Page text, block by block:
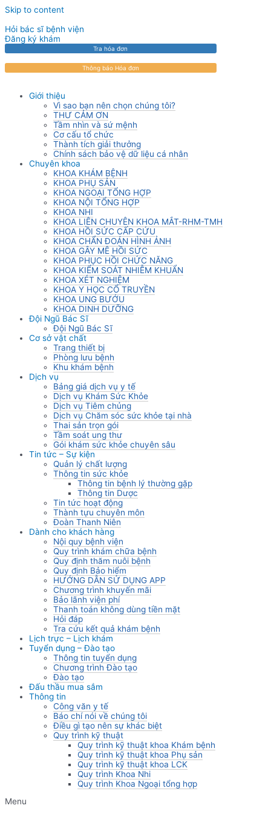
Skip to content
Hỏi bác sĩ bệnh viện
Đăng ký khám
Tra hóa đơn
Thông báo Hóa đơn
Giới thiệu
Vì sao bạn nên chọn chúng tôi?
THƯ CẢM ƠN
Tầm nhìn và sứ mệnh
Cơ cấu tổ chức
Thành tích giải thưởng
Chính sách bảo vệ dữ liệu cá nhân
Chuyên khoa
KHOA KHÁM BỆNH
KHOA PHỤ SẢN
KHOA NGOẠI TỔNG HỢP
KHOA NỘI TỔNG HỢP
KHOA NHI
KHOA LIÊN CHUYÊN KHOA MẮT-RHM-TMH
KHOA HỒI SỨC CẤP CỨU
KHOA CHẨN ĐOÁN HÌNH ẢNH
KHOA GÂY MÊ HỒI SỨC
KHOA PHỤC HỒI CHỨC NĂNG
KHOA KIỂM SOÁT NHIỄM KHUẨN
KHOA XÉT NGHIỆM
KHOA Y HỌC CỔ TRUYỀN
KHOA UNG BƯỚU
KHOA DINH DƯỠNG
Đội Ngũ Bác Sĩ
Đội Ngũ Bác Sĩ
Cơ sở vật chất
Trang thiết bị
Phòng lưu bệnh
Khu khám bệnh
Dịch vụ
Bảng giá dịch vụ y tế
Dịch vụ Khám Sức Khỏe
Dịch vụ Tiêm chủng
Dịch vụ Chăm sóc sức khỏe tại nhà
Thai sản trọn gói
Tầm soát ung thư
Gói khám sức khỏe chuyên sâu
Tin tức – Sự kiện
Quản lý chất lượng
Thông tin sức khỏe
Thông tin bệnh lý thường gặp
Thông tin Dược
Tin tức hoạt động
Thành tựu chuyên môn
Đoàn Thanh Niên
Dành cho khách hàng
Nội quy bệnh viện
Quy trình khám chữa bệnh
Quy định thăm nuôi bệnh
Quy định Bảo hiểm
HƯỚNG DẪN SỬ DỤNG APP
Chương trình khuyến mãi
Bảo lãnh viện phí
Thanh toán không dùng tiền mặt
Hỏi đáp
Tra cứu kết quả khám bệnh
Lịch trực – Lịch khám
Tuyển dụng – Đào tạo
Thông tin tuyển dụng
Chương trình Đào tạo
Đào tạo
Đấu thầu mua sắm
Thông tin
Công văn y tế
Báo chí nói về chúng tôi
Điều gì tạo nên sự khác biệt
Quy trình kỹ thuật
Quy trình kỹ thuật khoa Khám bệnh
Quy trình kỹ thuật khoa Phụ sản
Quy trình kỹ thuật khoa LCK
Quy trình Khoa Nhi
Quy trình Khoa Ngoại tổng hợp
Menu